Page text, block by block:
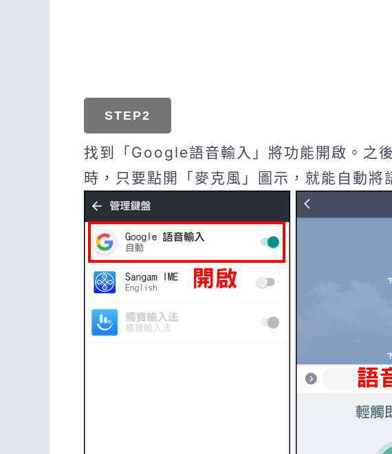
STEP2
找到「Google語音輸入」將功能開啟。之
時，只要點開「麥克風」圖示，就能自動將